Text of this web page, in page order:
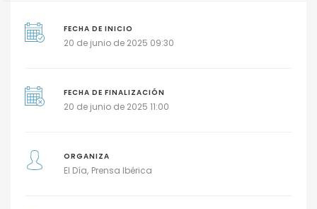
FECHA DE INICIO
20 de junio de 2025 09:30
FECHA DE FINALIZACIÓN
20 de junio de 2025 11:00
ORGANIZA
El Día Prensa Ibérica